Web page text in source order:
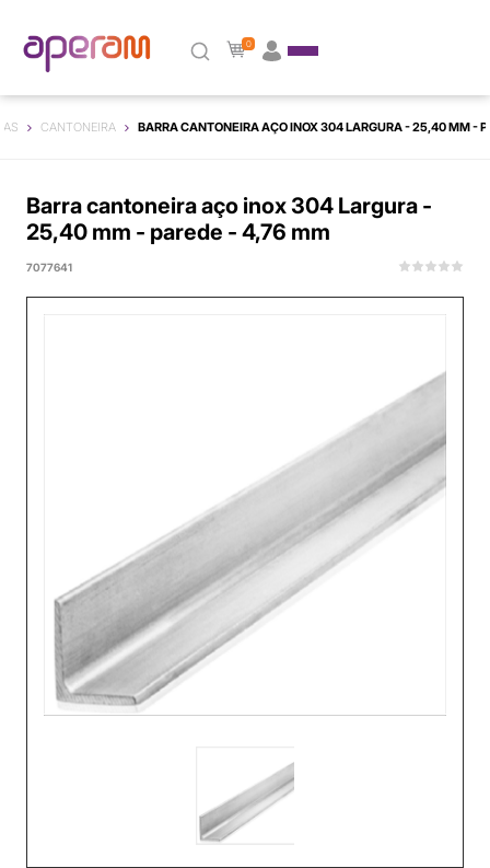
0
CANTONEIRA BARRA CANTONEIRA AÇO INOX 304 LARGURA - 25,40 MM -
Barra cantoneira aço inox 304 Largura -
25,40 mm - parede - 4,76 mm
7077641